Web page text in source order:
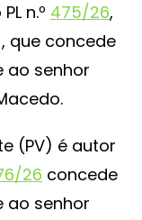
n.º 475/26,
que concede
ao senhor
(PV) é autor
26 concede
ao senhor